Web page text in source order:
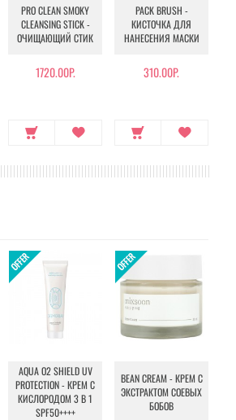
PRO CLEAN SMOKY
CLEANSING STICK -
ОЧИЩАЮЩИЙ СТИК
1720.00Р.
PACK BRUSH -
КИСТОЧКА ДЛЯ
НАНЕСЕНИЯ МАСКИ
310.00Р.
AQUA O2 SHIELD UV
PROTECTION - КРЕМ С
КИСЛОРОДОМ 3 В 1
SPF50++++
BEAN CREAM - КРЕМ С
ЭКСТРАКТОМ СОЕВЫХ
БОБОВ